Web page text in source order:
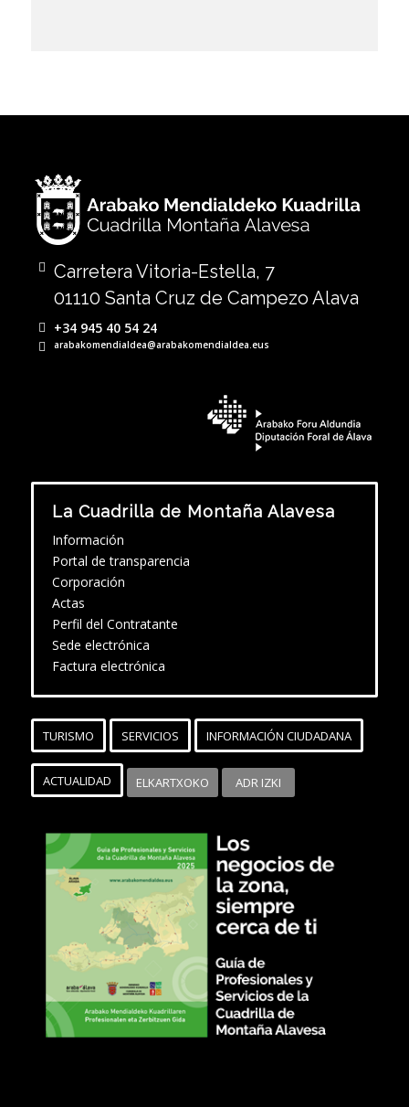
Carretera Vitoria-Estella, 7
01110 Santa Cruz de Campezo Alava
+34 945 40 54 24
arabakomendialdea@arabakomendialdea.eus
La Cuadrilla de Montaña Alavesa
Información
Portal de transparencia
Corporación
Actas
Perfil del Contratante
Sede electrónica
Factura electrónica
TURISMO SERVICIOS INFORMACIÓN CIUDADANA
ACTUALIDAD ELKARTXOKO ADR IZKI